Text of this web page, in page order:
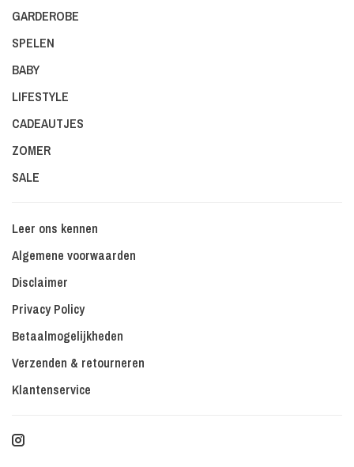
GARDEROBE
SPELEN
BABY
LIFESTYLE
CADEAUTJES
ZOMER
SALE
Leer ons kennen
Algemene voorwaarden
Disclaimer
Privacy Policy
Betaalmogelijkheden
Verzenden & retourneren
Klantenservice